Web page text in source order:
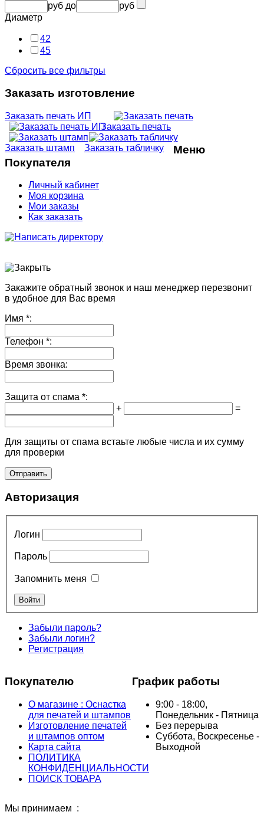
руб до
руб
Диаметр
42
45
Сбросить все фильтры
Заказать изготовление
Заказать печать ИП
Заказать печать
Заказать штамп Заказать табличку
Меню
Покупателя
Личный кабинет
Моя корзина
Мои заказы
Как заказать
Закажите обратный звонок и наш менеджер перезвонит
в удобное для Вас время
Имя *:
Телефон *:
Время звонка:
Защита от спама *:
+
=
Для защиты от спама встаьте любые числа и их сумму
для проверки
Авторизация
Логин
Пароль
Запомнить меня
Забыли пароль?
Забыли логин?
Регистрация
Покупателю
О магазине : Оснастка
для печатей и штампов
Изготовление печатей
и штампов оптом
Карта сайта
ПОЛИТИКА
КОНФИДЕНЦИАЛЬНОСТИ
ПОИСК ТОВАРА
График работы
9:00 - 18:00,
Понедельник - Пятница
Без перерыва
Суббота, Воскресенье -
Выходной
Мы принимаем :